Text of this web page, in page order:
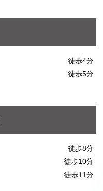
徒歩4分
徒歩5分
徒歩8分
徒歩10分
徒歩11分